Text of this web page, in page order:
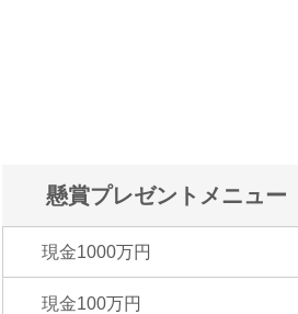
懸賞プレゼントメニュー
現金1000万円
現金100万円